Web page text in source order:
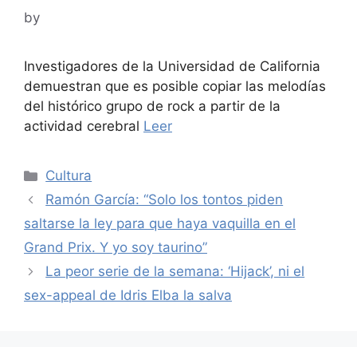
by
Investigadores de la Universidad de California
demuestran que es posible copiar las melodías
del histórico grupo de rock a partir de la
actividad cerebral Leer
Categories
Cultura
Ramón García: “Solo los tontos piden
saltarse la ley para que haya vaquilla en el
Grand Prix. Y yo soy taurino”
La peor serie de la semana: ‘Hijack’, ni el
sex-appeal de Idris Elba la salva